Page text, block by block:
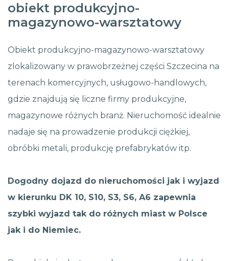
obiekt produkcyjno-
magazynowo-warsztatowy
Obiekt produkcyjno-magazynowo-warsztatowy
zlokalizowany w prawobrzeżnej części Szczecina na
terenach komercyjnych, usługowo-handlowych,
gdzie znajdują się liczne firmy produkcyjne,
magazynowe różnych branż. Nieruchomość idealnie
nadaje się na prowadzenie produkcji ciężkiej,
obróbki metali, produkcję prefabrykatów itp.
Dogodny dojazd do nieruchomości jak i wyjazd
w kierunku DK 10, S10, S3, S6, A6 zapewnia
szybki wyjazd tak do różnych miast w Polsce
jak i do Niemiec.